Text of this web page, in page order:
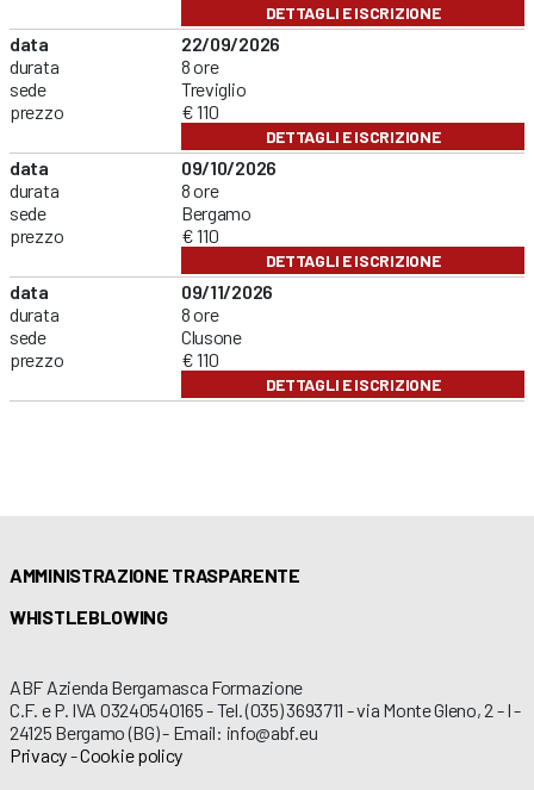
DETTAGLI E ISCRIZIONE
data
durata
sede
prezzo
22/09/2026
8 ore
Treviglio
€ 110
DETTAGLI E ISCRIZIONE
data
durata
sede
prezzo
09/10/2026
8 ore
Bergamo
€ 110
DETTAGLI E ISCRIZIONE
data
durata
sede
prezzo
09/11/2026
8 ore
Clusone
€ 110
DETTAGLI E ISCRIZIONE
AMMINISTRAZIONE TRASPARENTE
WHISTLEBLOWING
ABF Azienda Bergamasca Formazione
C.F. e P. IVA 03240540165 - Tel. (035) 3693711 - via Monte Gleno, 2 - I -
24125 Bergamo (BG) - Email: info@abf.eu
Privacy-Cookie policy